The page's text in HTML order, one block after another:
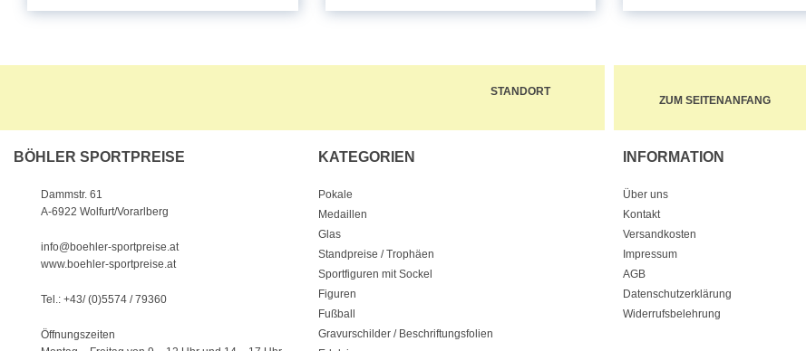
STANDORT
ZUM SEITENANFANG
BÖHLER SPORTPREISE
Dammstr. 61
A-6922 Wolfurt/Vorarlberg
info@boehler-sportpreise.at
www.boehler-sportpreise.at
Tel.: +43/ (0)5574 / 79360
Öffnungszeiten
KATEGORIEN
Pokale
Medaillen
Glas
Standpreise / Trophäen
Sportfiguren mit Sockel
Figuren
Fußball
Gravurschilder / Beschriftungsfolien
INFORMATION
Über uns
Kontakt
Versandkosten
Impressum
AGB
Datenschutzerklärung
Widerrufsbelehrung